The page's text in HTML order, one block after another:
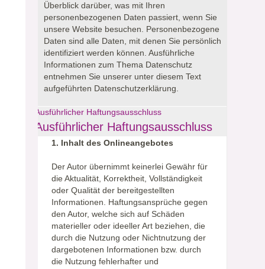
Überblick darüber, was mit Ihren
personenbezogenen Daten passiert, wenn Sie
unsere Website besuchen. Personenbezogene
Daten sind alle Daten, mit denen Sie persönlich
identifiziert werden können. Ausführliche
Informationen zum Thema Datenschutz
entnehmen Sie unserer unter diesem Text
aufgeführten Datenschutzerklärung.
Ausführlicher Haftungsausschluss
Ausführlicher Haftungsausschluss
1. Inhalt des Onlineangebotes
Der Autor übernimmt keinerlei Gewähr für
die Aktualität, Korrektheit, Vollständigkeit
oder Qualität der bereitgestellten
Informationen. Haftungsansprüche gegen
den Autor, welche sich auf Schäden
materieller oder ideeller Art beziehen, die
durch die Nutzung oder Nichtnutzung der
dargebotenen Informationen bzw. durch
die Nutzung fehlerhafter und